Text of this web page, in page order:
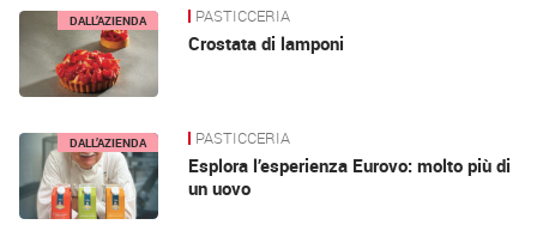
DALL’AZIENDA PASTICCERIA
Crostata di lamponi
DALL’AZIENDA PASTICCERIA
Esplora l’esperienza Eurovo: molto più di
un uovo